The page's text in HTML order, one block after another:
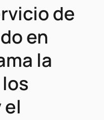
de
en
la
el